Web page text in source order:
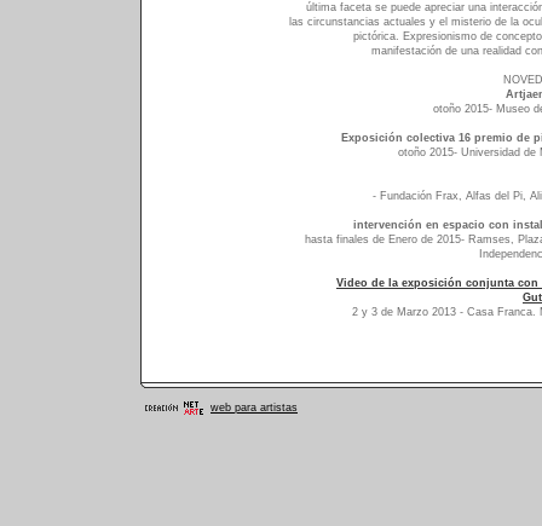
última faceta se puede apreciar una
las circunstancias actuales y el misterio de la
pictórica. Expresionismo de
manifestación de una realidad
otoño 2015- Museo
Exposición colectiva 16 premio de
otoño 2015- Universidad de
- Fundación Frax, Alfas del Pi,
intervención en espacio con
hasta finales de Enero de 2015- Ramses,
Video de la exposición conjunta con
2 y 3 de Marzo 2013 - Casa Franca.
web para artistas